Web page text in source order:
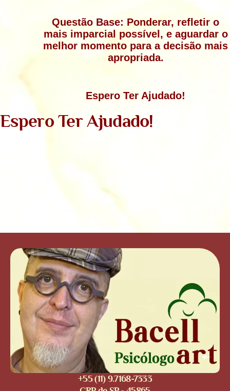
Questão Base: Ponderar, refletir o
mais imparcial possível, e aguardar o
melhor momento para a decisão mais
apropriada.
Espero Ter Ajudado!
Espero Ter Ajudado!
+55 (11) 9.7168-7333